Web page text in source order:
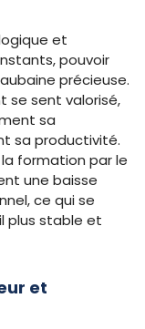
et
pouvoir
précieuse.
se sent valorisé,
sa
sa productivité.
formation par le
une baisse
ce qui se
plus stable et
et